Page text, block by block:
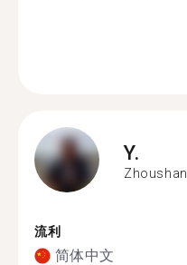
Y.
Zhoushan
流利
简体中文